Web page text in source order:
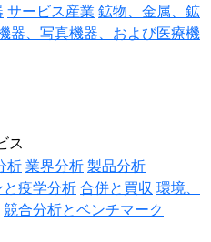
サービス産業 鉱物、金属、鉱
器、写真機器、および医療機
ス
析業界分析製品分析
疫学分析合併と買収 環境、
競合分析とベンチマーク